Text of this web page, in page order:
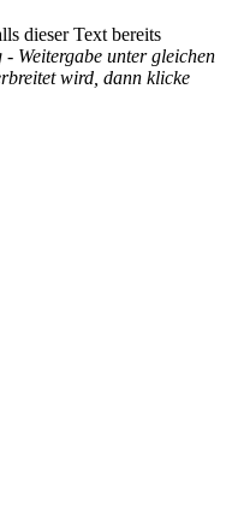
dieser Text bereits
Weitergabe unter gleichen
wird, dann klicke